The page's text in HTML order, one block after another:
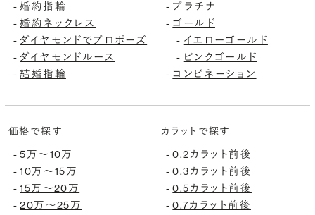
-婚約指輪
-婚約ネックレス
-ダイヤモンドでプロポーズ
-ダイヤモンドルース
-結婚指輪
- プラチナ
- ゴールド
- イエローゴールド
- ピンクゴールド
- コンビネーション
価格で探す
-5万〜10万
-10万〜15万
-15万〜20万
-20万〜25万
カラットで探す
-0.2カラット前後
-0.3カラット前後
-0.5カラット前後
-0.7カラット前後